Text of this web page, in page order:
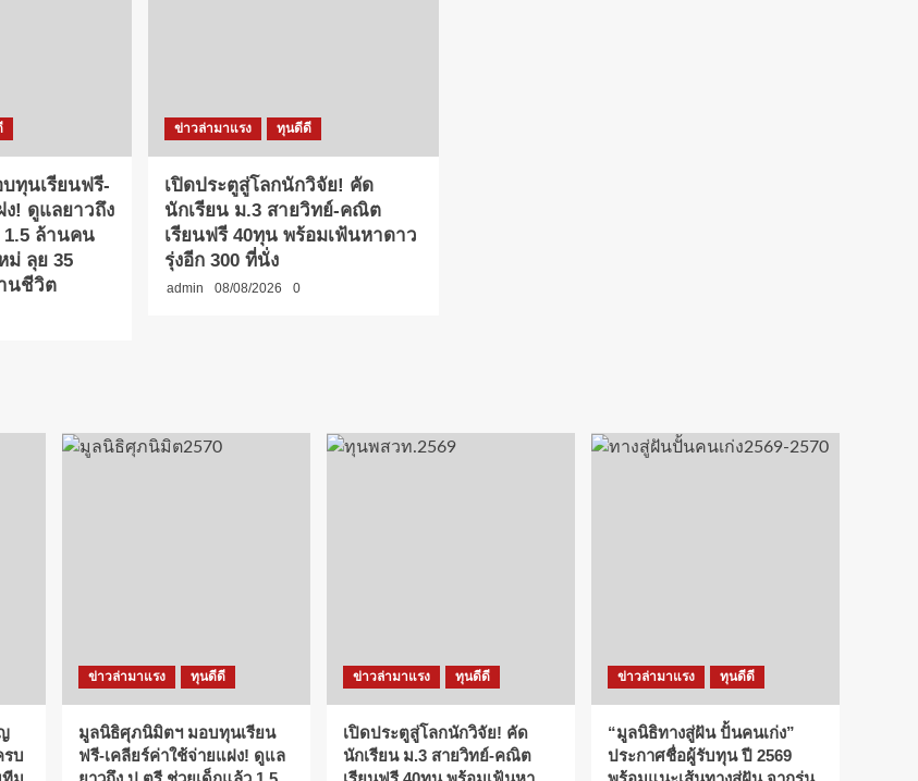
ทุนเรียนฟรี-
ง! ดูแลยาวถึง
1.5 ล้านคน
ม่ ลุย 35
นชีวิต
ข่าวล่ามาแรง ทุนดีดี
เปิดประตูสู่โลกนักวิจัย! คัด
นักเรียน ม.3 สายวิทย์-คณิต
เรียนฟรี 40ทุน พร้อมเฟ้นหาดาว
รุ่งอีก 300 ที่นั่ง
admin 08/08/2026 0
รบ
ข่าวล่ามาแรง ทุนดีดี
มูลนิธิศุภนิมิตฯ มอบทุนเรียน
ฟรี-เคลียร์ค่าใช้จ่ายแฝง! ดูแล
ข่าวล่ามาแรง ทุนดีดี
เปิดประตูสู่โลกนักวิจัย! คัด
นักเรียน ม.3 สายวิทย์-คณิต
ข่าวล่ามาแรง ทุนดีดี
“มูลนิธิทางสู่ฝัน ปั้นคนเก่ง”
ประกาศชื่อผู้รับทุน ปี 2569